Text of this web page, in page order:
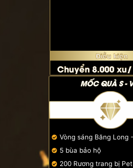
Điều kiện
Chuyển 8.000
MỐC QUÀ S -
Vòng sáng Băng Long
5 bùa bảo hộ
200 Rương trang bị Pet